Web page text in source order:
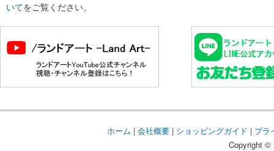
いてをご覧ください。
ホーム | 会社概要| ショッピングガイド | プラ
Copyright ©